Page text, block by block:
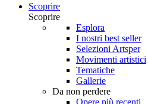
Scoprire
Scoprire
Esplora
I nostri best seller
Selezioni Artsper
Movimenti artistici
Tematiche
Gallerie
Da non perdere
Opere più recenti